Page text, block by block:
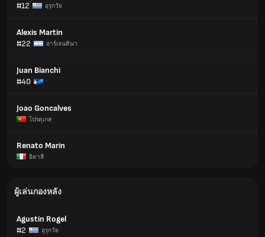
#12
อุรุกวัย
Alexis Martin
#22
อาร์เจนตินา
Juan Bianchi
#40
Joao Goncalves
โปรตุเกส
Renato Marin
อิตาลี
ผู้เล่นกองหลัง
Agustin Rogel
#2
อุรุกวัย